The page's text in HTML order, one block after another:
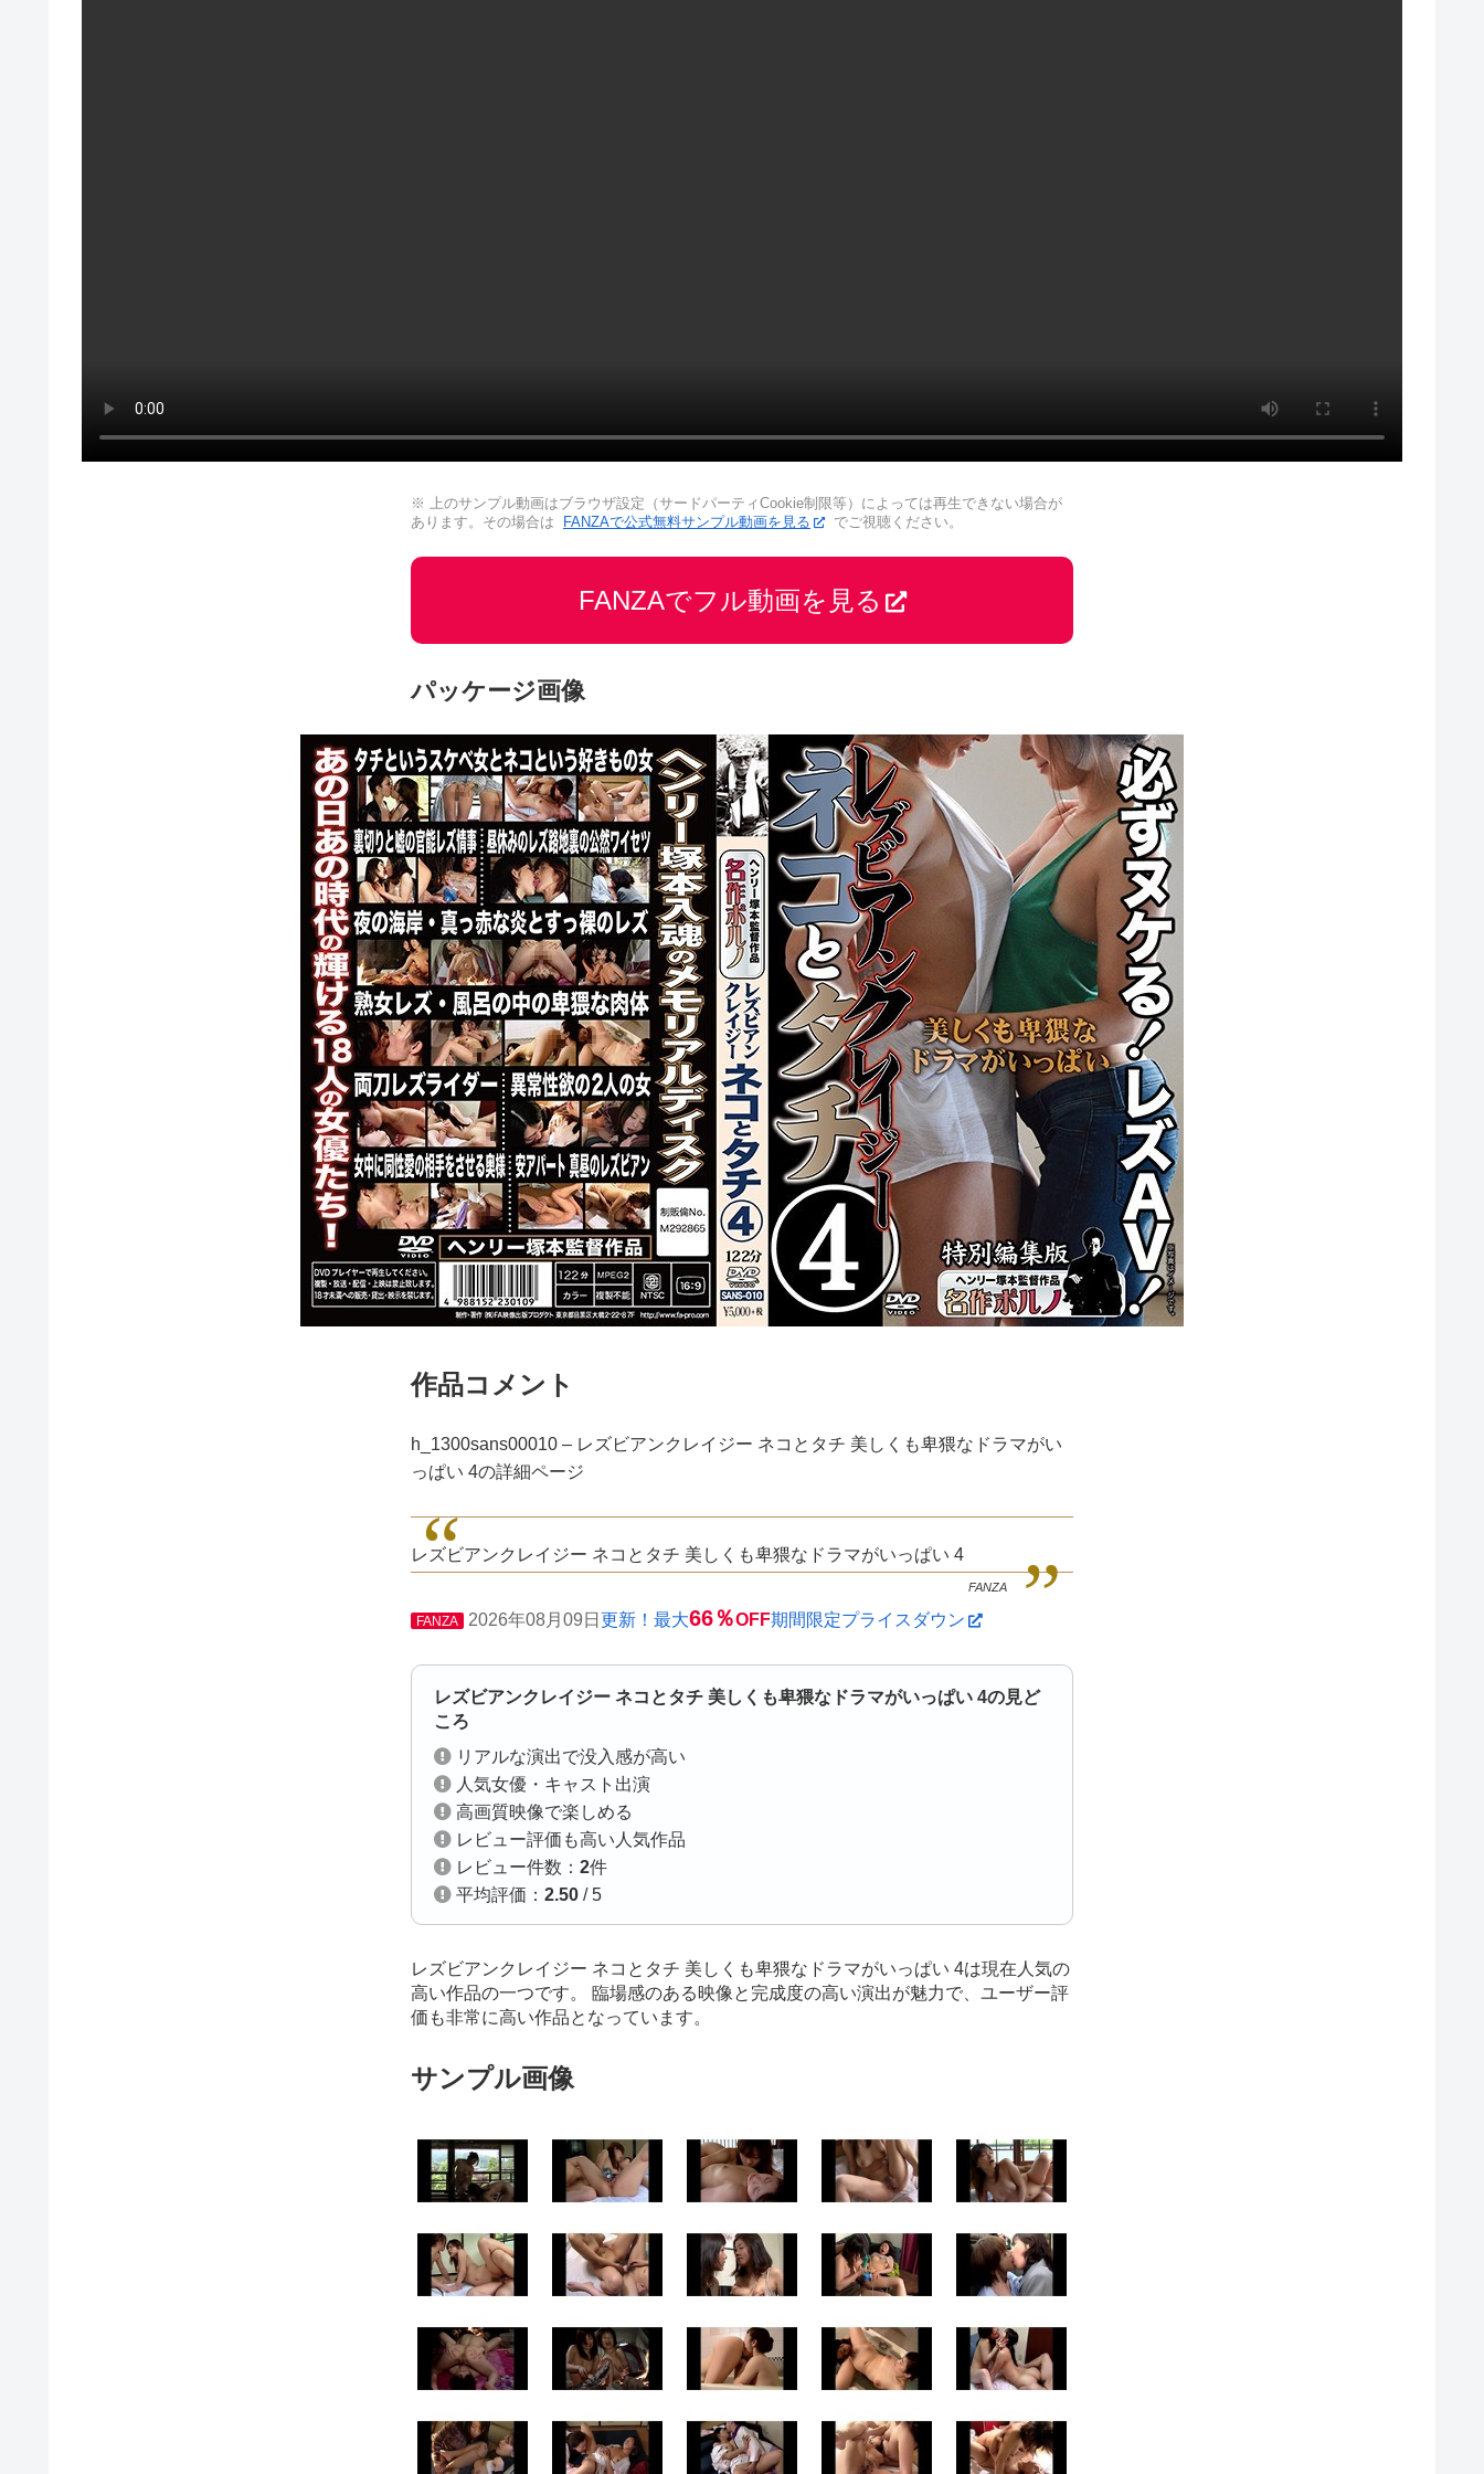
※ 上のサンプル動画はブラウザ設定（サードパーティCookie制限等）によっては再生できない場合が
あります。その場合は
FANZAで公式無料サンプル動画を見る でご視聴ください。
FANZAでフル動画を見る
パッケージ画像
作品コメント
h_1300sans00010 – レズビアンクレイジー ネコとタチ 美しくも卑猥なドラマがい
っぱい 4の詳細ページ
レズビアンクレイジー ネコとタチ 美しくも卑猥なドラマがいっぱい 4
FANZA
FANZA 2026年08月09日 更新！最大66％OFF期間限定プライスダウン
レズビアンクレイジー ネコとタチ 美しくも卑猥なドラマがいっぱい 4の見ど
ころ
リアルな演出で没入感が高い
人気女優・キャスト出演
高画質映像で楽しめる
レビュー評価も高い人気作品
レビュー件数： 2件
平均評価： 2.50 / 5
レズビアンクレイジー ネコとタチ 美しくも卑猥なドラマがいっぱい 4は現在人気の
高い作品の一つです。 臨場感のある映像と完成度の高い演出が魅力で、ユーザー評
価も非常に高い作品となっています。
サンプル画像